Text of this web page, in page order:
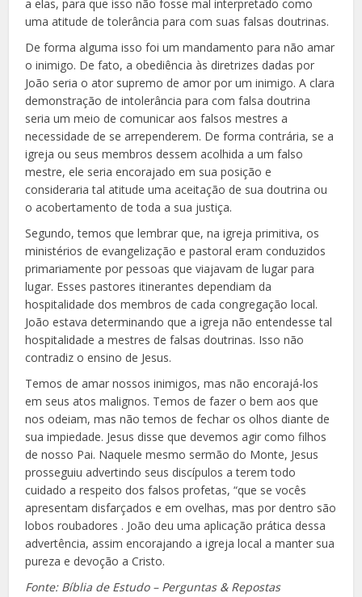
a elas, para que isso não fosse mal interpretado como
uma atitude de tolerância para com suas falsas doutrinas.
De forma alguma isso foi um mandamento para não amar
o inimigo. De fato, a obediência às diretrizes dadas por
João seria o ator supremo de amor por um inimigo. A clara
demonstração de intolerância para com falsa doutrina
seria um meio de comunicar aos falsos mestres a
necessidade de se arrependerem. De forma contrária, se a
igreja ou seus membros dessem acolhida a um falso
mestre, ele seria encorajado em sua posição e
consideraria tal atitude uma aceitação de sua doutrina ou
o acobertamento de toda a sua justiça.
Segundo, temos que lembrar que, na igreja primitiva, os
ministérios de evangelização e pastoral eram conduzidos
primariamente por pessoas que viajavam de lugar para
lugar. Esses pastores itinerantes dependiam da
hospitalidade dos membros de cada congregação local.
João estava determinando que a igreja não entendesse tal
hospitalidade a mestres de falsas doutrinas. Isso não
contradiz o ensino de Jesus.
Temos de amar nossos inimigos, mas não encorajá-los
em seus atos malignos. Temos de fazer o bem aos que
nos odeiam, mas não temos de fechar os olhos diante de
sua impiedade. Jesus disse que devemos agir como filhos
de nosso Pai. Naquele mesmo sermão do Monte, Jesus
prosseguiu advertindo seus discípulos a terem todo
cuidado a respeito dos falsos profetas, “que se vocês
apresentam disfarçados e em ovelhas, mas por dentro são
lobos roubadores . João deu uma aplicação prática dessa
advertência, assim encorajando a igreja local a manter sua
pureza e devoção a Cristo.
Fonte: Bíblia de Estudo – Perguntas & Repostas